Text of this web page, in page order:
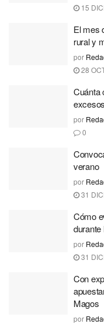
15
El mes
rural y
por
28
Cuánta
por
0
verano
por
31
Cómo
durante
por
31
Con
Magos
por